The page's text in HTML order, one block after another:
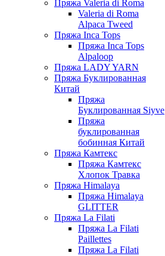
Пряжа Valeria di Roma
Valeria di Roma
Alpaca Tweed
Пряжа Inca Tops
Пряжа Inca Tops
Alpaloop
Пряжа LADY YARN
Пряжа Буклированная
Китай
Пряжа
Буклированная Siyve
Пряжа
буклированная
бобинная Китай
Пряжа Камтекс
Пряжа Камтекс
Хлопок Травка
Пряжа Himalaya
Пряжа Himalaya
GLITTER
Пряжа La Filati
Пряжа La Filati
Paillettes
Пряжа La Filati